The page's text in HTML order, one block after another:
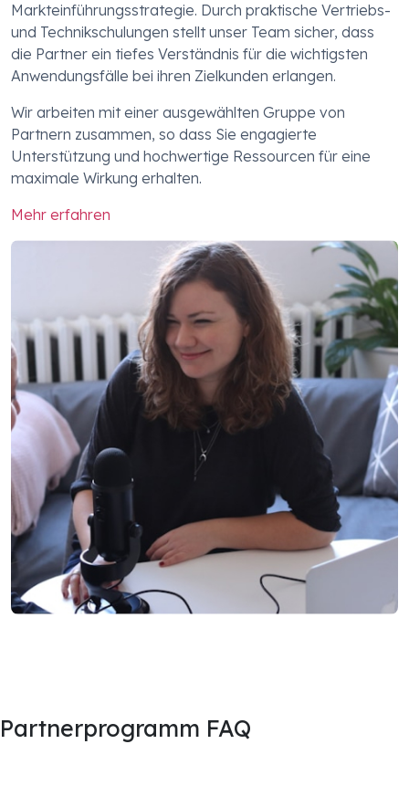
Markteinführungsstrategie. Durch praktische Vertriebs-
und Technikschulungen stellt unser Team sicher, dass
die Partner ein tiefes Verständnis für die wichtigsten
Anwendungsfälle bei ihren Zielkunden erlangen.
Wir arbeiten mit einer ausgewählten Gruppe von
Partnern zusammen, so dass Sie engagierte
Unterstützung und hochwertige Ressourcen für eine
maximale Wirkung erhalten.
Mehr erfahren
Partnerprogramm FAQ